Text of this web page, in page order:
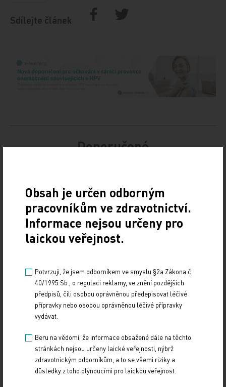
Sdílejte článek
Doporučené
19. světový kongres Controversies in Neurology (CONy)
se bude konat v termínu 20.–22. března 2025 v Praze.
17. 12. 2024
Dnešní Poradna přináší přehled o tom, jak funguje
ePoukaz, kde ho lze uplatnit a jaké možnosti má lékař
při jeho předání pacientovi. Představí mimo…
NUDZ nabízí kurs pro rodiče dětí s úzkostí
13. 12. 2024
Národní ústav duševního zdraví (NUDZ) připravil kurs
Obsah je určen odborným
pracovníkům ve zdravotnictví.
Informace nejsou určeny pro
laickou veřejnost.
Potvrzuji, že jsem odborníkem ve smyslu §2a Zákona č.
40/1995 Sb., o regulaci reklamy, ve znění pozdějších
předpisů, čili osobou oprávněnou předepisovat léčivé
přípravky nebo osobou oprávněnou léčivé přípravky
vydávat.
Beru na vědomí, že informace obsažené dále na těchto
stránkách nejsou určeny laické veřejnosti, nýbrž
zdravotnickým odborníkům, a to se všemi riziky a
důsledky z toho plynoucími pro laickou veřejnost.